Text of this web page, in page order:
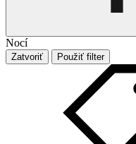
Nocí
Zatvoriť Použiť filter